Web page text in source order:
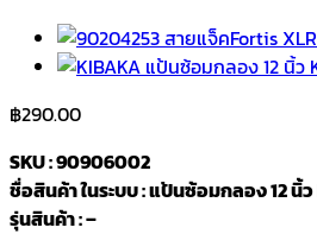
฿290.00
SKU : 90906002
ชื่อสินค้า ในระบบ : แป้นซ้อมกลอง 12 นิ้
รุ่นสินค้า : –